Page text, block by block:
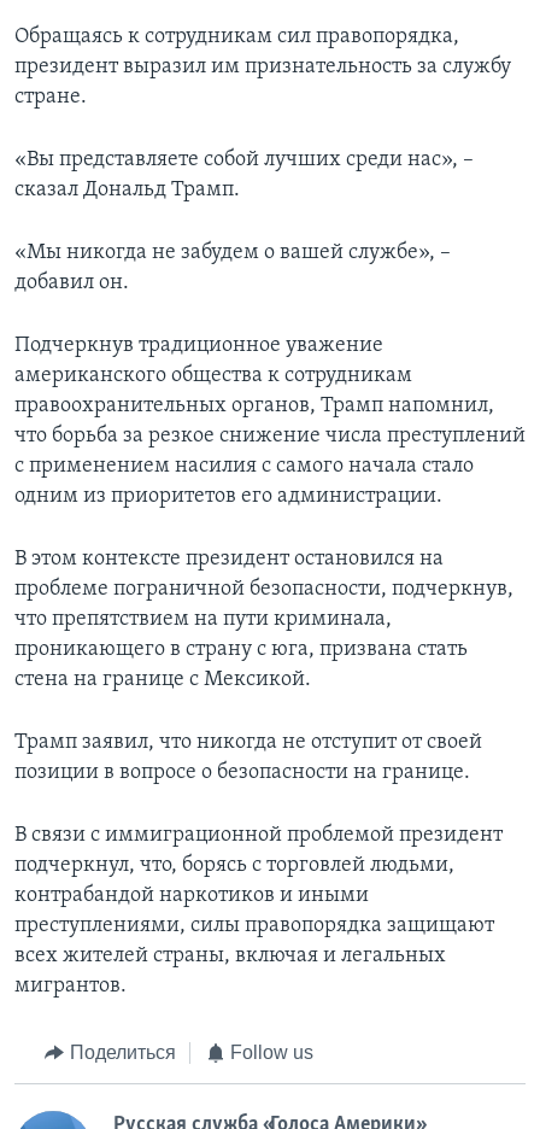
Обращаясь к сотрудникам сил правопорядка,
президент выразил им признательность за службу
стране.
«Вы представляете собой лучших среди нас», –
сказал Дональд Трамп.
«Мы никогда не забудем о вашей службе», –
добавил он.
Подчеркнув традиционное уважение
американского общества к сотрудникам
правоохранительных органов, Трамп напомнил,
что борьба за резкое снижение числа преступлений
с применением насилия с самого начала стало
одним из приоритетов его администрации.
В этом контексте президент остановился на
проблеме пограничной безопасности, подчеркнув,
что препятствием на пути криминала,
проникающего в страну с юга, призвана стать
стена на границе с Мексикой.
Трамп заявил, что никогда не отступит от своей
позиции в вопросе о безопасности на границе.
В связи с иммиграционной проблемой президент
подчеркнул, что, борясь с торговлей людьми,
контрабандой наркотиков и иными
преступлениями, силы правопорядка защищают
всех жителей страны, включая и легальных
мигрантов.
Поделиться Follow us